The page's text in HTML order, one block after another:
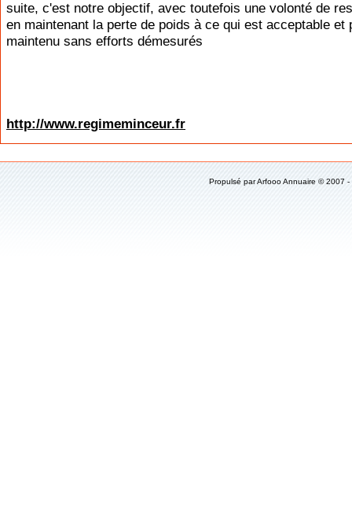
suite, c'est notre objectif, avec toutefois une volonté de
en maintenant la perte de poids à ce qui est acceptable et
maintenu sans efforts démesurés
http://www.regimeminceur.fr
Propulsé parArfooo Annuaire © 2007